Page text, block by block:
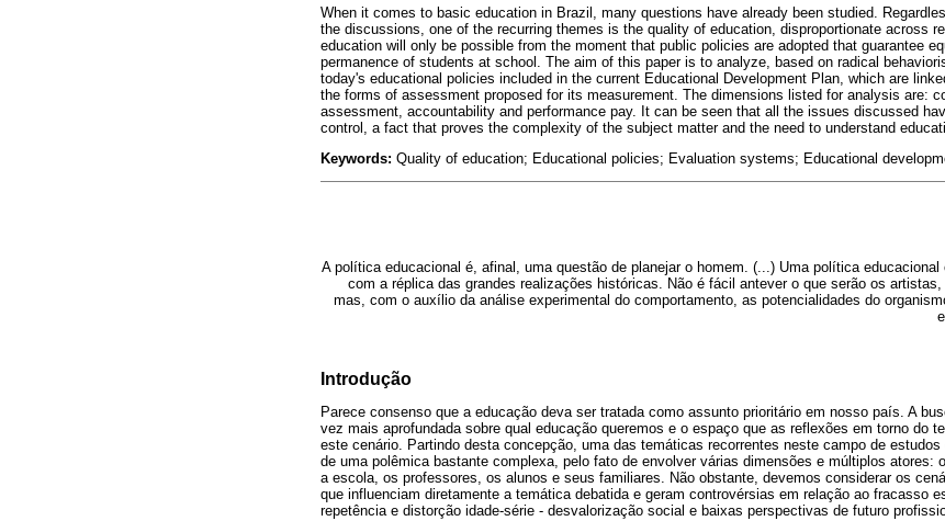
When it comes to basic education in Brazil, many questions have already been studied.
the discussions, one of the recurring themes is the quality of education, disproportionate across
education will only be possible from the moment that public policies are adopted that guarantee
permanence of students at school. The aim of this paper is to analyze, based on radical
today's educational policies included in the current Educational Development Plan, which are
the forms of assessment proposed for its measurement. The dimensions listed for analysis are:
assessment, accountability and performance pay. It can be seen that all the issues discussed
control, a fact that proves the complexity of the subject matter and the need to understand
Keywords: Quality of education; Educational policies; Evaluation systems; Educational
A política educacional é, afinal, uma questão de planejar o homem. (...) Uma política
com a réplica das grandes realizações históricas. Não é fácil antever o que serão os
mas, com o auxílio da análise experimental do comportamento, as potencialidades do
Introdução
Parece consenso que a educação deva ser tratada como assunto prioritário em nosso país. A
vez mais aprofundada sobre qual educação queremos e o espaço que as reflexões em torno do
este cenário. Partindo desta concepção, uma das temáticas recorrentes neste campo de
de uma polêmica bastante complexa, pelo fato de envolver várias dimensões e múltiplos atores:
a escola, os professores, os alunos e seus familiares. Não obstante, devemos considerar os
que influenciam diretamente a temática debatida e geram controvérsias em relação ao fracasso
repetência e distorção idade-série - desvalorização social e baixas perspectivas de futuro